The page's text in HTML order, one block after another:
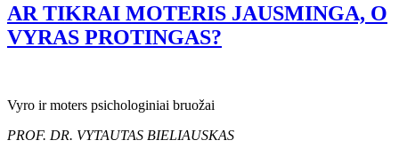
AR TIKRAI MOTERIS JAUSMINGA, O
VYRAS PROTINGAS?
Vyro ir moters psichologiniai bruožai
PROF. DR. VYTAUTAS BIELIAUSKAS